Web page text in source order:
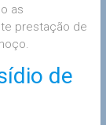
as
prestação de
de